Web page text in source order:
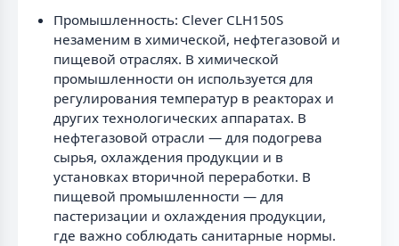
Промышленность: Clever CLH150S
незаменим в химической, нефтегазовой и
пищевой отраслях. В химической
промышленности он используется для
регулирования температур в реакторах и
других технологических аппаратах. В
нефтегазовой отрасли — для подогрева
сырья, охлаждения продукции и в
установках вторичной переработки. В
пищевой промышленности — для
пастеризации и охлаждения продукции,
где важно соблюдать санитарные нормы.